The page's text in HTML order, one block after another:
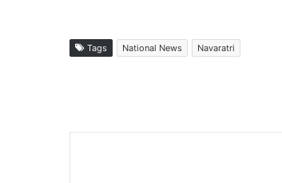
Tags National News Navaratri